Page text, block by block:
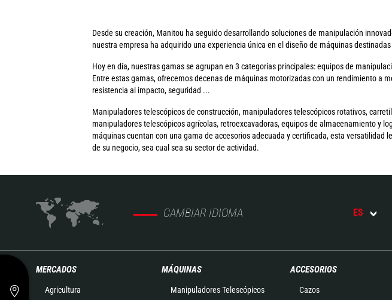
Desde su creación, Manitou ha seguido desarrollando soluciones de manipulación
nuestra empresa ha adquirido una experiencia única en el diseño de máquinas
Hoy en día, nuestras gamas se agrupan en 3 categorías principales: equipos de
Entre estas gamas, ofrecemos decenas de máquinas motorizadas con un rendimiento a
resistencia al impacto, seguridad ...
Manipuladores telescópicos de construcción, manipuladores telescópicos rotativos,
manipuladores telescópicos agrícolas, retroexcavadoras, equipos de almacenamiento y
máquinas cuentan con una gama de accesorios adecuada y certificada, esta
de su negocio, sea cual sea su sector de actividad.
CAMBIAR IDIOMA ES
MERCADOS
Agricultura
MÁQUINAS
Manipuladores Telescópicos
ACCESORIOS
Cazos